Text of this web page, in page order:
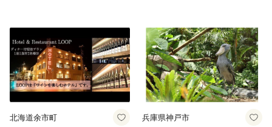
北海道余市町 兵庫県神戸市